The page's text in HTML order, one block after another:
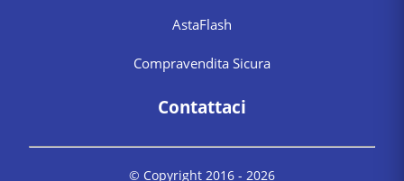
AstaFlash
Compravendita Sicura
Contattaci
© Copyright 2016 - 2026